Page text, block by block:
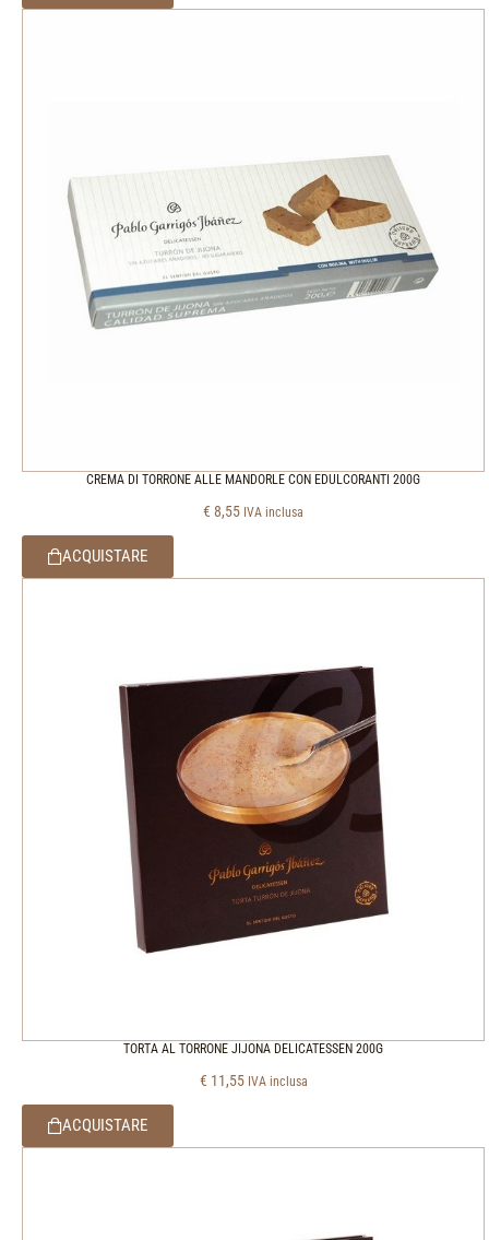
CREMA DI TORRONE ALLE MANDORLE CON EDULCORANTI 200G
€ 8,55 IVA inclusa
ACQUISTARE
TORTA AL TORRONE JIJONA DELICATESSEN 200G
€ 11,55 IVA inclusa
ACQUISTARE